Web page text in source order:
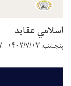
اسلامي عقاید
پنجشنبه ۱۴۰۲/۷/۱۳ - ۱۰:۲۲